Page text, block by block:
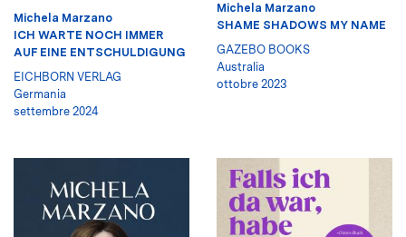
Michela Marzano
ICH WARTE NOCH IMMER
AUF EINE ENTSCHULDIGUNG
EICHBORN VERLAG
Germania
settembre 2024
Michela Marzano
SHAME SHADOWS MY NAME
GAZEBO BOOKS
Australia
ottobre 2023